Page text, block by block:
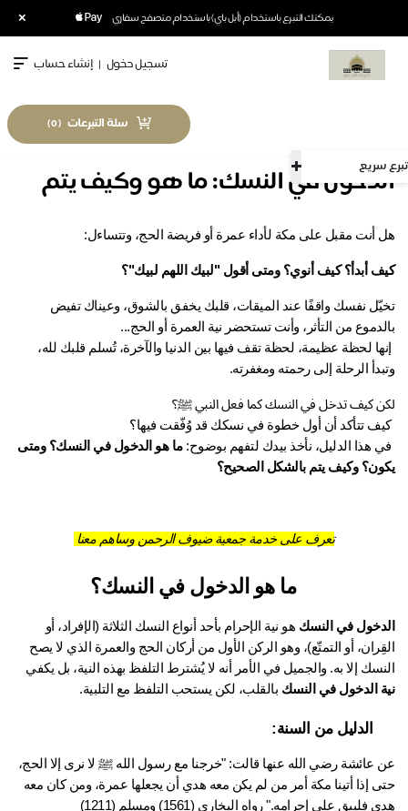
يمكنك التبرع باستخدام (أبل باي) باستخدام متصفح سفاري
تسجيل دخول | إنشاء حساب
سلة التبرعات (
0
)
في النسك: ما هو وكيف يتم
أنت مقبل على مكة لأداء عمرة أو فريضة الحج، وتتساءل:
أبدأ؟ كيف أنوي؟ ومتى أقول "لبيك اللهم لبيك"؟
تخيّل نفسك واقفًا عند الميقات، قلبك يخفق بالشوق، وعيناك تفيض
من التأثر، وأنت تستحضر نية العمرة أو الحج...
إنها لحظة عظيمة، لحظة تقف فيها بين الدنيا والآخرة، تُسلم قلبك لله،
الرحلة إلى رحمته ومغفرته.
كيف تدخل في النسك كما فعل النبي ﷺ؟
ما هو الدخول في النسك؟ ومتى
وكيف يتم بالشكل الصحيح؟
تعرف على خدمة جمعية ضيوف الرحمن وساهم معنا
ما هو الدخول في النسك؟
في النسك
هو نية الإحرام بأحد أنواع النسك الثلاثة (الإفراد، أو
القِران، أو التمتّع)، وهو الركن الأول من أركان الحج والعمرة الذي لا يصح
إلا به. والجميل في الأمر أنه لا يُشترط التلفظ بهذه النية، بل يكفي
الدخول في النسك بالقلب، لكن يستحب التلفظ مع التلبية.
الدليل من السنة:
عن عائشة رضي الله عنها قالت: "خرجنا مع رسول الله ﷺ لا نرى إلا الحج،
حتى إذا أتينا مكة أمر من لم يكن معه هدي أن يجعلها عمرة، ومن كان معه
فليبق على إحرامه." رواه البخاري (1561) ومسلم (1211)